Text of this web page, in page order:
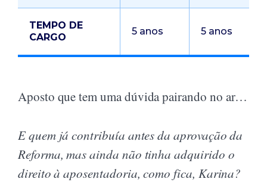
TEMPO DE
CARGO
5 anos 5 anos
Aposto que tem uma dúvida pairando no ar…
E quem já contribuía antes da aprovação da
Reforma, mas ainda não tinha adquirido o
direito à aposentadoria, como fica, Karina?